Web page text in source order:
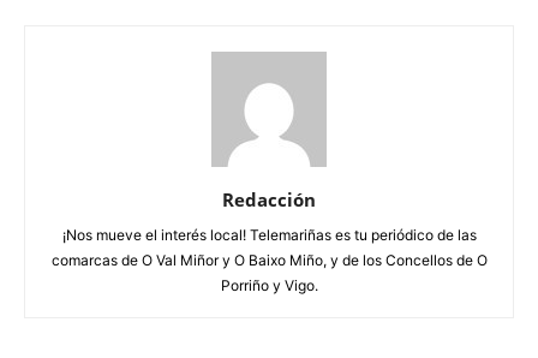
Redacción
¡Nos mueve el interés local! Telemariñas es tu periódico de las
comarcas de O Val Miñor y O Baixo Miño, y de los Concellos de O
Porriño y Vigo.